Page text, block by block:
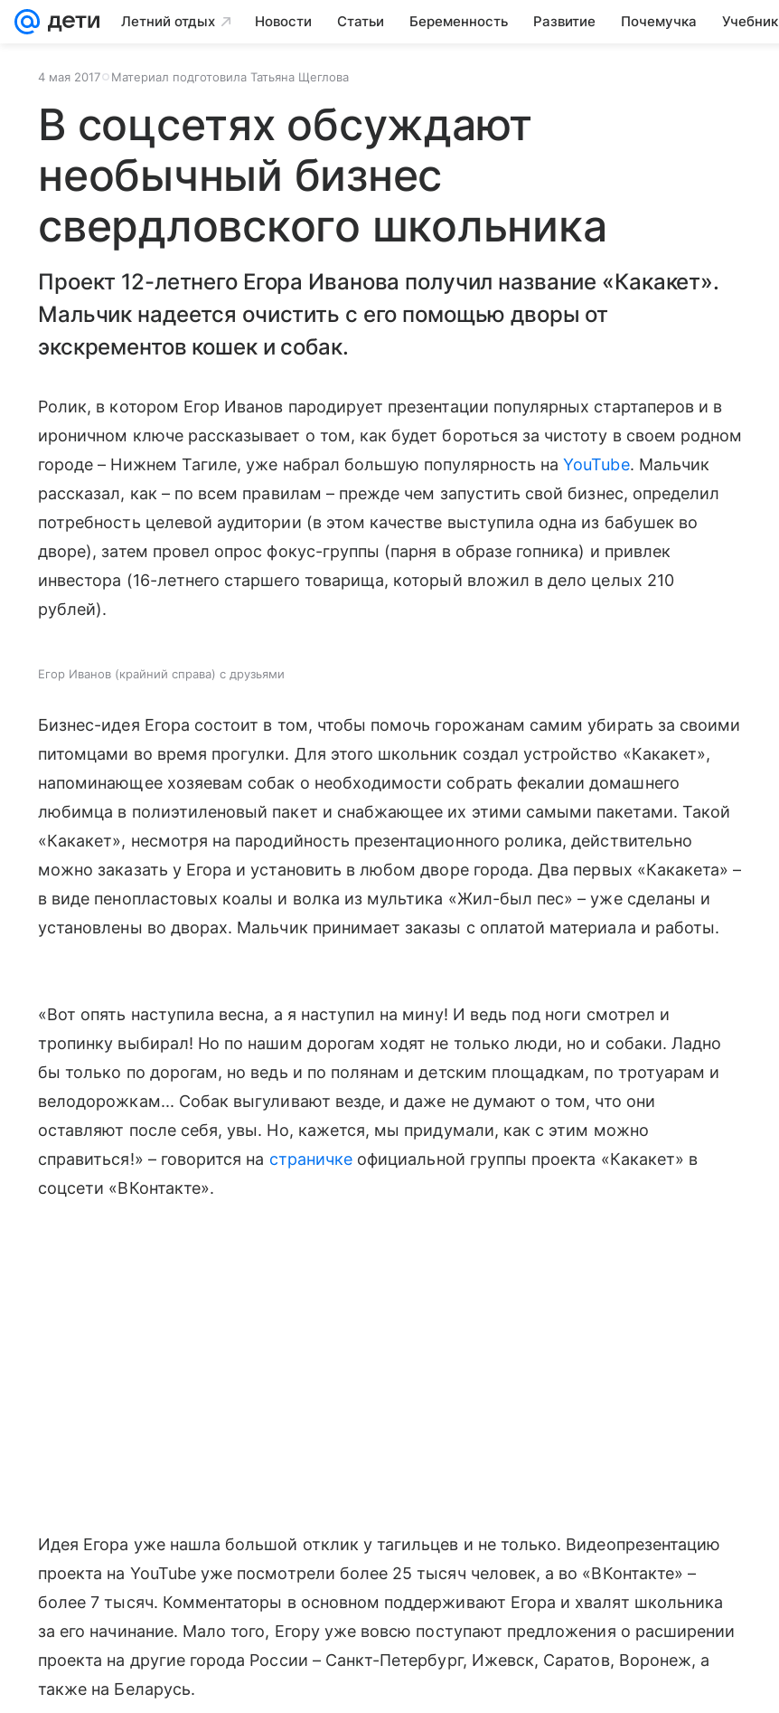
Летний отдых Новости Статьи Беременность Развитие Почемучка Учебник
4 мая 2017 Материал подготовила Татьяна Щеглова
В соцсетях обсуждают
необычный бизнес
свердловского школьника
Проект 12-летнего Егора Иванова получил название «Какакет».
Мальчик надеется очистить с его помощью дворы от
экскрементов кошек и собак.
Ролик, в котором Егор Иванов пародирует презентации популярных стартаперов и в
ироничном ключе рассказывает о том, как будет бороться за чистоту в своем родном
городе – Нижнем Тагиле, уже набрал большую популярность наYouTube. Мальчик
рассказал, как – по всем правилам – прежде чем запустить свой бизнес, определил
потребность целевой аудитории (в этом качестве выступила одна из бабушек во
дворе), затем провел опрос фокус-группы (парня в образе гопника) и привлек
инвестора (16-летнего старшего товарища, который вложил в дело целых 210
рублей).
Егор Иванов (крайний справа) с друзьями
Бизнес-идея Егора состоит в том, чтобы помочь горожанам самим убирать за своими
питомцами во время прогулки. Для этого школьник создал устройство «Какакет»,
напоминающее хозяевам собак о необходимости собрать фекалии домашнего
любимца в полиэтиленовый пакет и снабжающее их этими самыми пакетами. Такой
«Какакет», несмотря на пародийность презентационного ролика, действительно
можно заказать у Егора и установить в любом дворе города. Два первых «Какакета» –
в виде пенопластовых коалы и волка из мультика «Жил-был пес» – уже сделаны и
установлены во дворах. Мальчик принимает заказы с оплатой материала и работы.
«Вот опять наступила весна, а я наступил на мину! И ведь под ноги смотрел и
тропинку выбирал! Но по нашим дорогам ходят не только люди, но и собаки. Ладно
бы только по дорогам, но ведь и по полянам и детским площадкам, по тротуарам и
велодорожкам... Собак выгуливают везде, и даже не думают о том, что они
оставляют после себя, увы. Но, кажется, мы придумали, как с этим можно
справиться!» – говорится на страничке официальной группы проекта «Какакет» в
соцсети «ВКонтакте».
Идея Егора уже нашла большой отклик у тагильцев и не только. Видеопрезентацию
проекта на YouTube уже посмотрели более 25 тысяч человек, а во «ВКонтакте» –
более 7 тысяч. Комментаторы в основном поддерживают Егора и хвалят школьника
за его начинание. Мало того, Егору уже вовсю поступают предложения о расширении
проекта на другие города России – Санкт-Петербург, Ижевск, Саратов, Воронеж, а
также на Беларусь.